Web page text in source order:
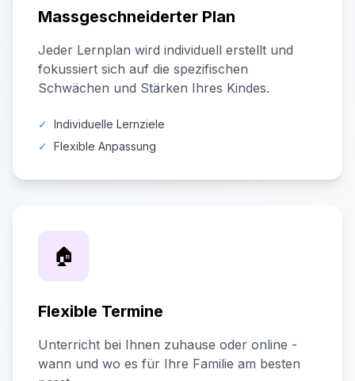
Massgeschneiderter Plan
Jeder Lernplan wird individuell erstellt und
fokussiert sich auf die spezifischen
Schwächen und Stärken Ihres Kindes.
✓ Individuelle Lernziele
✓ Flexible Anpassung
🏠
Flexible Termine
Unterricht bei Ihnen zuhause oder online -
wann und wo es für Ihre Familie am besten